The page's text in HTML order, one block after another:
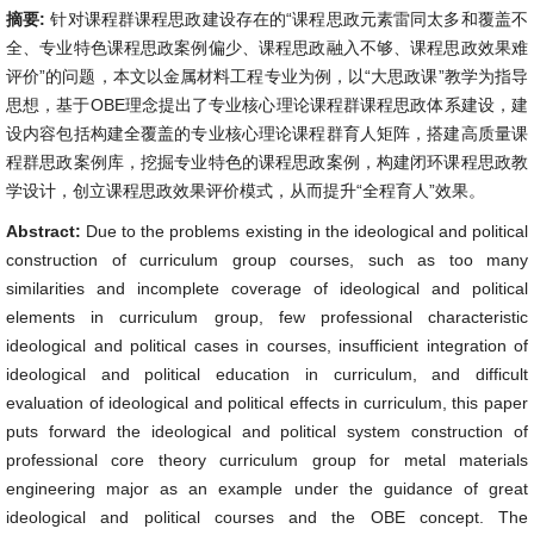
摘要:针对课程群课程思政建设存在的“课程思政元素雷同太多和覆盖不
全、专业特色课程思政案例偏少、课程思政融入不够、课程思政效果难
评价”的问题，本文以金属材料工程专业为例，以“大思政课”教学为指导
思想，基于OBE理念提出了专业核心理论课程群课程思政体系建设，建
设内容包括构建全覆盖的专业核心理论课程群育人矩阵，搭建高质量课
程群思政案例库，挖掘专业特色的课程思政案例，构建闭环课程思政教
学设计，创立课程思政效果评价模式，从而提升“全程育人”效果。
Abstract: Due to the problems existing in the ideological and political
construction of curriculum group courses, such as too many
similarities and incomplete coverage of ideological and political
elements in curriculum group, few professional characteristic
ideological and political cases in courses, insufficient integration of
ideological and political education in curriculum, and difficult
evaluation of ideological and political effects in curriculum, this paper
puts forward the ideological and political system construction of
professional core theory curriculum group for metal materials
engineering major as an example under the guidance of great
ideological and political courses and the OBE concept. The